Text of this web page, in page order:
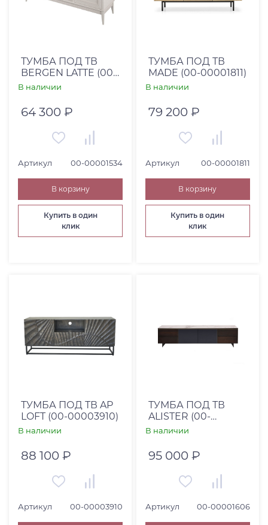
ТУМБА ПОД ТВ
BERGEN LATTE (00-
00001534)
В наличии
64 300 ₽
Артикул 00-00001534
В корзину
Купить в один
клик
ТУМБА ПОД ТВ
MADE (00-00001811)
В наличии
79 200 ₽
Артикул 00-00001811
В корзину
Купить в один
клик
ТУМБА ПОД ТВ AP
LOFT (00-00003910)
В наличии
88 100 ₽
Артикул 00-00003910
ТУМБА ПОД ТВ
ALISTER (00-
00001606)
В наличии
95 000 ₽
Артикул 00-00001606